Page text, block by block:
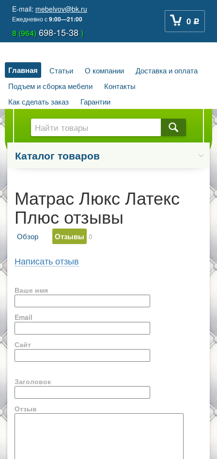
E-mail: mebelvov@bk.ru
Ежедневноc9:00—21:00
8 (964) 698-15-38)
0 Р
Главная Статьи О компании
Доставка и оплата
Подъем и сборка мебели
Контакты
Как сделать заказ
Гарантии
Каталог товаров
Матрас Люкс Латекс
Плюс отзывы
Обзор Отзывы 0
Написать отзыв
Ваше имя
Email
Сайт
Заголовок
Отзыв